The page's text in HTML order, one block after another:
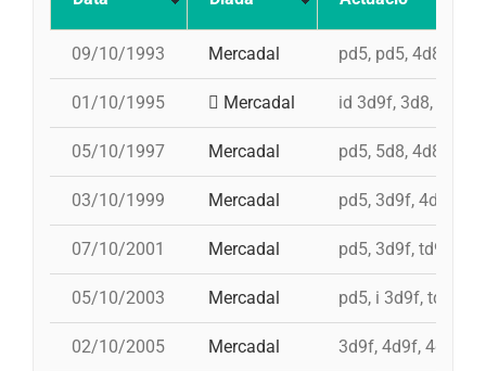
09/10/1993 Mercadal pd5, pd5, 4d8,
01/10/1995 Mercadal id 3d9f, 3d8, id
05/10/1997 Mercadal pd5, 5d8, 4d8a,
03/10/1999 Mercadal pd5, 3d9f, 4d9f,
07/10/2001 Mercadal pd5, 3d9f, td9fm,
05/10/2003 Mercadal pd5, i 3d9f, td8f,
02/10/2005 Mercadal 3d9f, 4d9f, 4d8a,